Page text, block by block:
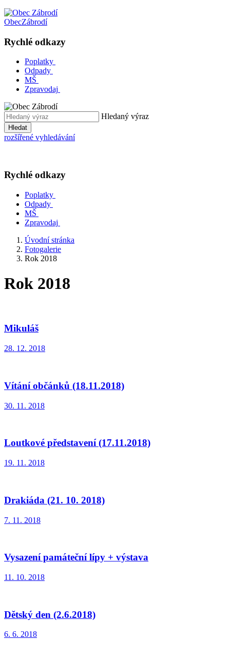
ObecZábrodí
Rychlé odkazy
Poplatky
Odpady
MŠ
Zpravodaj
Hledaný výraz
Hledat
rozšířené vyhledávání
Rychlé odkazy
Poplatky
Odpady
MŠ
Zpravodaj
Úvodní stránka
Fotogalerie
Rok 2018
Rok 2018
Mikuláš
28. 12. 2018
Vítání občánků (18.11.2018)
30. 11. 2018
Loutkové představení (17.11.2018)
19. 11. 2018
Drakiáda (21. 10. 2018)
7. 11. 2018
Vysazení památeční lípy + výstava
11. 10. 2018
Dětský den (2.6.2018)
6. 6. 2018